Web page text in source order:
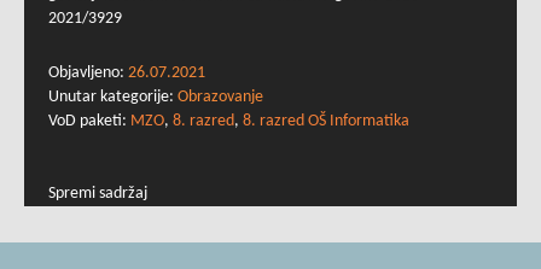
2021/3929
Objavljeno: 26.07.2021
Unutar kategorije: Obrazovanje
VoD paketi: MZO, 8. razred, 8. razred OŠ Informatika
Spremi sadržaj